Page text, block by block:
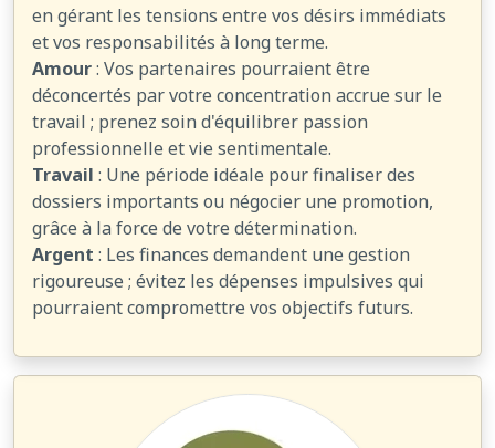
en gérant les tensions entre vos désirs immédiats
et vos responsabilités à long terme.
Amour: Vos partenaires pourraient être
déconcertés par votre concentration accrue sur le
travail ; prenez soin d'équilibrer passion
professionnelle et vie sentimentale.
Travail : Une période idéale pour finaliser des
dossiers importants ou négocier une promotion,
grâce à la force de votre détermination.
Argent : Les finances demandent une gestion
rigoureuse ; évitez les dépenses impulsives qui
pourraient compromettre vos objectifs futurs.